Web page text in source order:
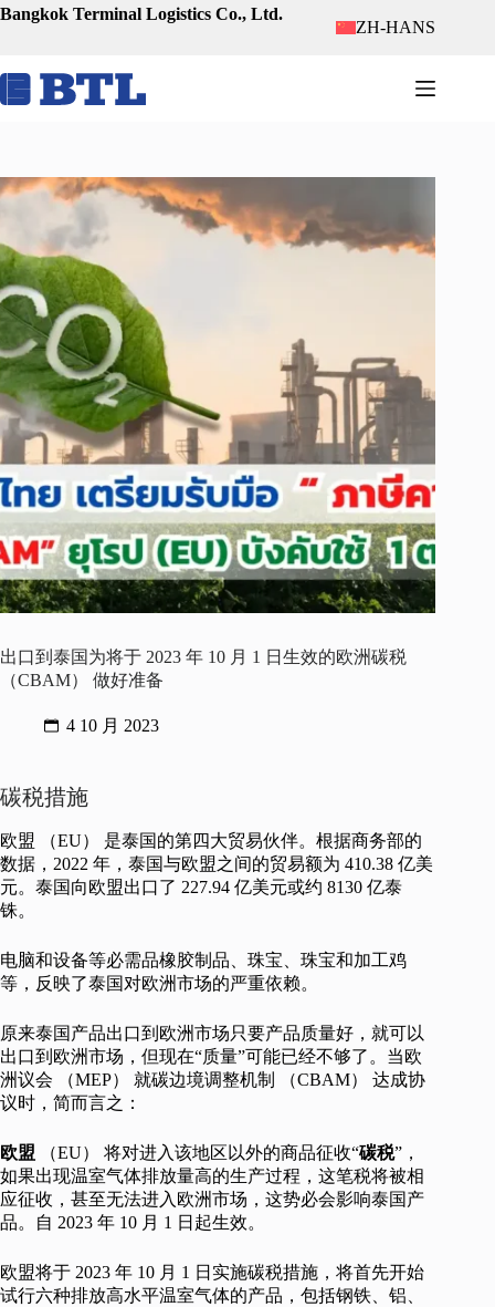
跳
容
Bangkok Terminal Logistics Co., Ltd.
ZH-HANS
出口到泰国为将于 2023 年 10 月 1 日生效的欧洲碳税
（CBAM） 做好准备
4 10 月 2023
碳税措施
欧盟 （EU） 是泰国的第四大贸易伙伴。根据商务部的
数据，2022 年，泰国与欧盟之间的贸易额为 410.38 亿美
元。泰国向欧盟出口了 227.94 亿美元或约 8130 亿泰
铢。
电脑和设备等必需品橡胶制品、珠宝、珠宝和加工鸡
等，反映了泰国对欧洲市场的严重依赖。
原来泰国产品出口到欧洲市场只要产品质量好，就可以
出口到欧洲市场，但现在“质量”可能已经不够了。当欧
洲议会 （MEP） 就碳边境调整机制 （CBAM） 达成协
议时，简而言之：
欧盟 （EU） 将对进入该地区以外的商品征收“碳税”，
如果出现温室气体排放量高的生产过程，这笔税将被相
应征收，甚至无法进入欧洲市场，这势必会影响泰国产
品。自 2023 年 10 月 1 日起生效。
欧盟将于 2023 年 10 月 1 日实施碳税措施，将首先开始
试行六种排放高水平温室气体的产品，包括钢铁、铝、